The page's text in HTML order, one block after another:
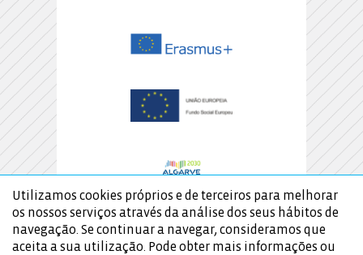
Utilizamos cookies próprios e de terceiros para melhorar
os nossos serviços através da análise dos seus hábitos de
navegação. Se continuar a navegar, consideramos que
aceita a sua utilização. Pode obter mais informações ou